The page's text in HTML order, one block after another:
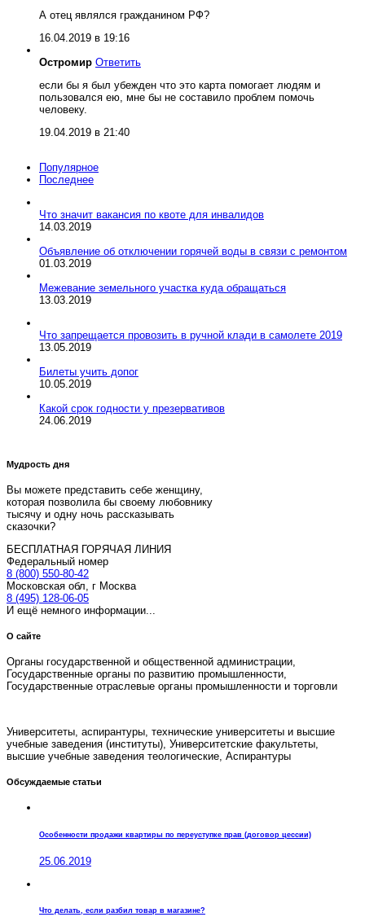
А отец являлся гражданином РФ?
16.04.2019 в 19:16
Остромир Ответить
если бы я был убежден что это карта помогает людям и
пользовался ею, мне бы не составило проблем помочь
человеку.
19.04.2019 в 21:40
Популярное
Последнее
Что значит вакансия по квоте для инвалидов
14.03.2019
Объявление об отключении горячей воды в связи с ремонтом
01.03.2019
Межевание земельного участка куда обращаться
13.03.2019
Что запрещается провозить в ручной клади в самолете 2019
13.05.2019
Билеты учить допог
10.05.2019
Какой срок годности у презервативов
24.06.2019
Мудрость дня
Вы можете представить себе женщину,
которая позволила бы своему любовнику
тысячу и одну ночь рассказывать
сказочки?
БЕСПЛАТНАЯ ГОРЯЧАЯ ЛИНИЯ
Федеральный номер
8 (800) 550-80-42
Московская обл, г Москва
8 (495) 128-06-05
И ещё немного информации...
О сайте
Органы государственной и общественной администрации,
Государственные органы по развитию промышленности,
Государственные отраслевые органы промышленности и торговли
Университеты, аспирантуры, технические университеты и высшие
учебные заведения (институты), Университетские факультеты,
высшие учебные заведения теологические, Аспирантуры
Обсуждаемые статьи
Особенности продажи квартиры по переуступке прав (договор цессии)
25.06.2019
Что делать, если разбил товар в магазине?